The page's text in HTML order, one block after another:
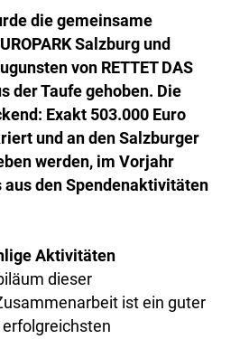
die gemeinsame
Salzburg und
von RETTET DAS
der Taufe gehoben. Die
Exakt 503.000 Euro
und an den Salzburger
werden, im Vorjahr
aus den Spendenaktivitäten
Aktivitäten
dieser
ist ein guter